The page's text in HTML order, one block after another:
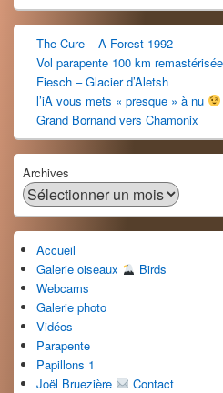
The Cure – A Forest 1992
Vol parapente 100 km remastérisée
Fiesch – Glacier d’Aletsh
l’iA vous mets « presque » à nu
Grand Bornand vers Chamonix
Archives
Accueil
Galerie oiseaux
Birds
Webcams
Galerie photo
Vidéos
Parapente
Papillons 1
Joël Bruezière
Contact